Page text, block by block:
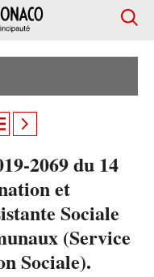
2069 du 14
et
Sociale
(Service
Sociale).